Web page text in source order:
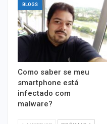
BLOGS
Como saber se meu
smartphone está
infectado com
malware?